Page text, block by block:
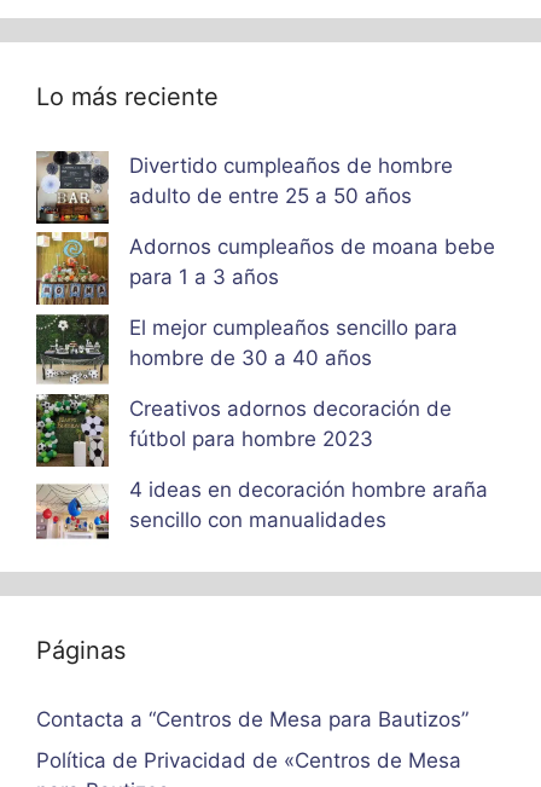
Lo más reciente
Divertido cumpleaños de hombre
adulto de entre 25 a 50 años
Adornos cumpleaños de moana bebe
para 1 a 3 años
El mejor cumpleaños sencillo para
hombre de 30 a 40 años
Creativos adornos decoración de
fútbol para hombre 2023
4 ideas en decoración hombre araña
sencillo con manualidades
Páginas
Contacta a “Centros de Mesa para Bautizos”
Política de Privacidad de «Centros de Mesa